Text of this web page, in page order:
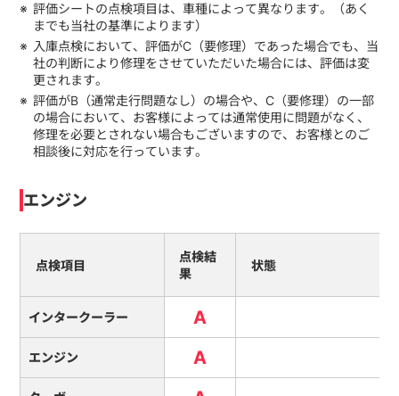
評価シートの点検項目は、車種によって異なります。（あく
までも当社の基準によります）
入庫点検において、評価がC（要修理）であった場合でも、当
社の判断により修理をさせていただいた場合には、評価は変
更されます。
評価がB（通常走行問題なし）の場合や、C（要修理）の一部
の場合において、お客様によっては通常使用に問題がなく、
修理を必要とされない場合もございますので、お客様とのご
相談後に対応を行っています。
エンジン
点検項目
点検結
果
状態
インタークーラー A
エンジン A